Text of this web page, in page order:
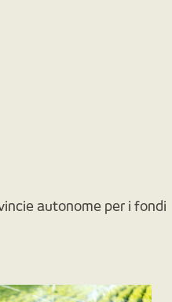
autonome per i fondi